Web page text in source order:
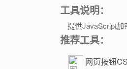
工具说明：
提供JavaScript加
推荐工具：
网页按钮